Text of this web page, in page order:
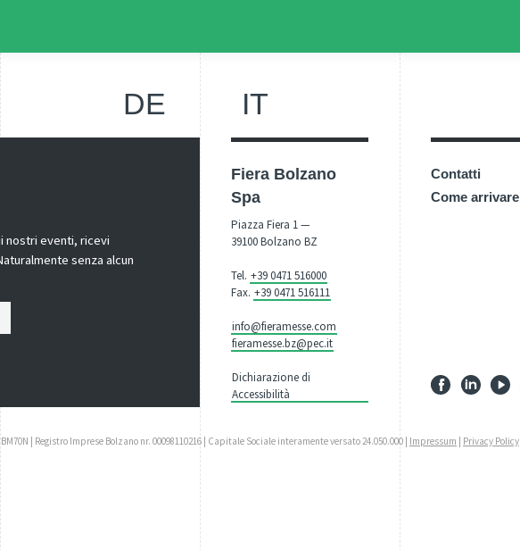
DE IT
nostri eventi, ricevi
senza alcun
Fiera Bolzano
Spa
Piazza Fiera 1 —
39100 Bolzano BZ
Tel. +39 0471 516000
Fax. +39 0471 516111
info@fieramesse.com
fieramesse.bz@pec.it
Dichiarazione di
Accessibilità
Contatti
Come arrivare
| Registro Imprese Bolzano nr. 00098110216 | Capitale Sociale interamente versato 24.050.000 | Impressum | Privacy Policy